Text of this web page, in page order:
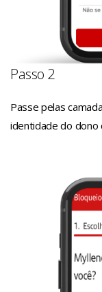
Passo 2
Passe pelas
identidade do dono